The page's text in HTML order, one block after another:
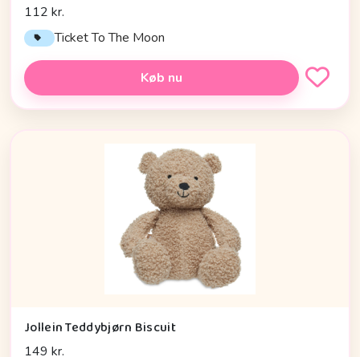
112 kr.
Ticket To The Moon
Køb nu
Jollein Teddybjørn Biscuit
149 kr.